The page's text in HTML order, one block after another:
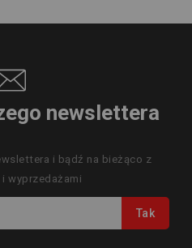
newslettera
i bądź na bieżąco z
wyprzedażami